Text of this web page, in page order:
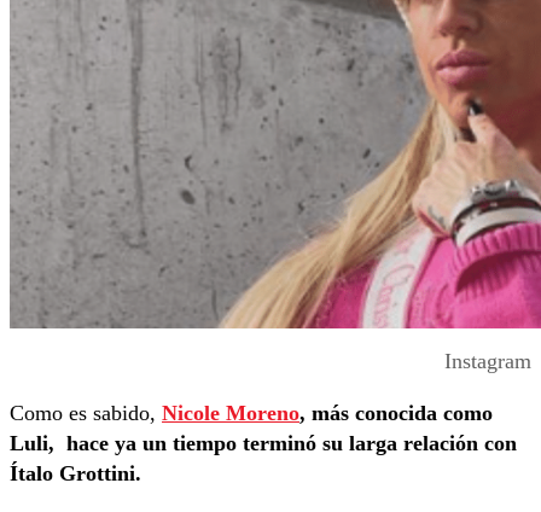
Instagram
Como es sabido, Nicole Moreno, más conocida como
Luli, hace ya un tiempo terminó su larga relación con
Ítalo Grottini.